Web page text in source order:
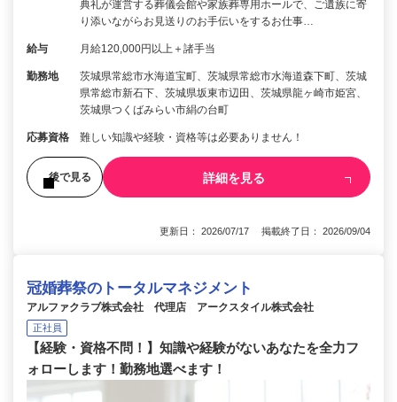
典礼が運営する葬儀会館や家族葬専用ホールで、ご遺族に寄
り添いながらお見送りのお手伝いをするお仕事…
給与 月給120,000円以上＋諸手当
勤務地
茨城県常総市水海道宝町、茨城県常総市水海道森下町、茨城
県常総市新石下、茨城県坂東市辺田、茨城県龍ヶ崎市姫宮、
茨城県つくばみらい市絹の台町
応募資格 難しい知識や経験・資格等は必要ありません！
後で見る 詳細を見る
更新日： 2026/07/17 掲載終了日： 2026/09/04
冠婚葬祭のトータルマネジメント
アルファクラブ株式会社 代理店 アークスタイル株式会社
正社員
【経験・資格不問！】知識や経験がないあなたを全力フ
ォローします！勤務地選べます！